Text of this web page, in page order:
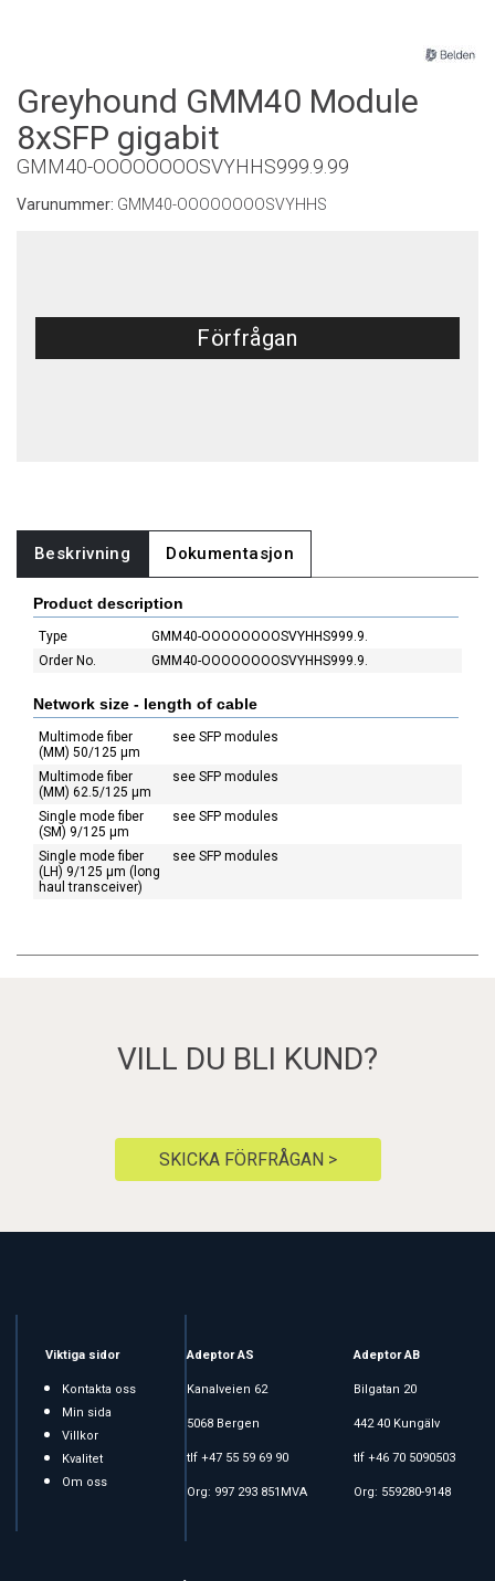
Greyhound GMM40 Module
8xSFP gigabit
GMM40-OOOOOOOOSVYHHS999.9.99
Varunummer: GMM40-OOOOOOOOSVYHHS
Förfrågan
Beskrivning Dokumentasjon
Product description
Type
GMM40-OOOOOOOOSVYHHS999.9.
Order No.
GMM40-OOOOOOOOSVYHHS999.9.
Network size - length of cable
Multimode fiber
(MM) 50/125 µm
see SFP modules
Multimode fiber
(MM) 62.5/125 µm
see SFP modules
Single mode fiber
(SM) 9/125 µm
see SFP modules
Single mode fiber
(LH) 9/125 µm (long
haul transceiver)
see SFP modules
VILL DU BLI KUND?
SKICKA FÖRFRÅGAN >
Viktiga sidor
Kontakta oss
Min sida
Villkor
Kvalitet
Om oss
Adeptor AS
Kanalveien 62
5068 Bergen
tlf +47 55 59 69 90
Org: 997 293 851MVA
Adeptor AB
Bilgatan 20
442 40 Kungälv
tlf +46 70 5090503
Org: 559280-9148